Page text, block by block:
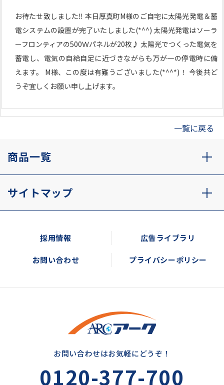
お待たせ致しました‼ 本日厚真町M様のご自宅に太陽光発電＆蓄
電システムの設置が完了いたしました(*^^) 太陽光発電はソーラ
ーフロンティアの500Ｗパネルが20枚♪ 太陽光でつくった電気を
蓄電し、電気の自給自足に近づきながらも万が一の停電時に備
えます。 M様、この度は有難うございました(*^^*)！ 今後共ど
うぞ宜しくお願い申し上げます。
一覧に戻る
商品一覧
サイトマップ
採用情報 広告ライブラリ
お問い合わせ プライバシーポリシー
お問い合わせはお気軽にどうぞ！
0120-377-700